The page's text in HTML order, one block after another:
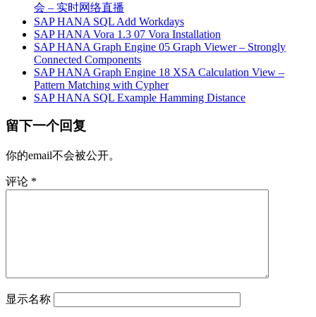
会 – 实时网络直播
SAP HANA SQL Add Workdays
SAP HANA Vora 1.3 07 Vora Installation
SAP HANA Graph Engine 05 Graph Viewer – Strongly
Connected Components
SAP HANA Graph Engine 18 XSA Calculation View –
Pattern Matching with Cypher
SAP HANA SQL Example Hamming Distance
留下一个回复
你的email不会被公开。
评论 *
显示名称